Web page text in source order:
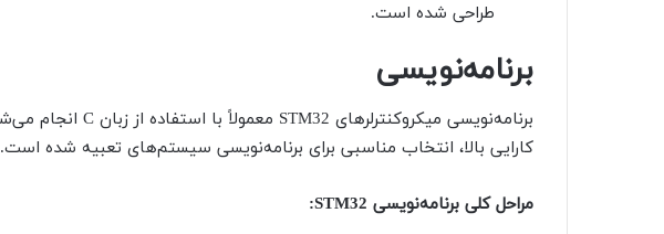
طراحی شده است.
برنامه‌نویسی
کارایی بالا، انتخاب مناسبی برای برنامه‌نویسی سیستم‌های تعبیه شده است.
مراحل کلی برنامه‌نویسی :